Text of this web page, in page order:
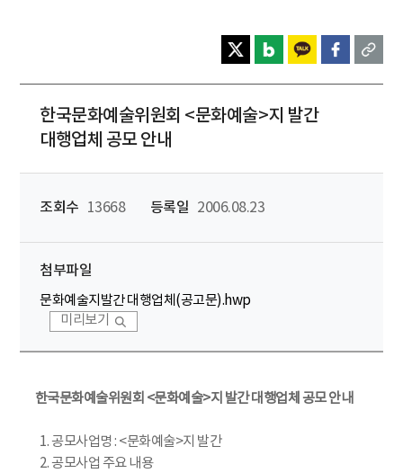
한국문화예술위원회 <문화예술>지 발간
대행업체 공모 안내
조회수 13668 등록일 2006.08.23
첨부파일
문화예술지발간 대행업체(공고문).hwp
미리보기
한국문화예술위원회 <문화예술>지 발간 대행업체 공모 안내
1. 공모사업명 : <문화예술>지 발간
2. 공모사업 주요 내용